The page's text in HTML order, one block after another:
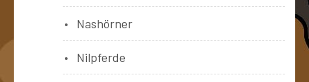
Nashörner
Nilpferde